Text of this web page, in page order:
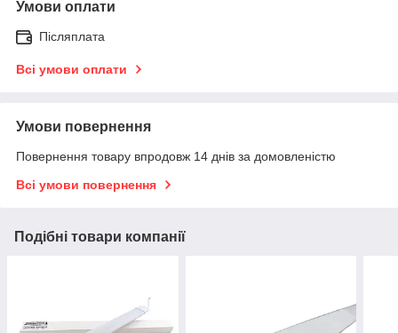
Умови оплати
Післяплата
Всі умови оплати
Умови повернення
Повернення товару впродовж 14 днів за домовленістю
Всі умови повернення
Подібні товари компанії